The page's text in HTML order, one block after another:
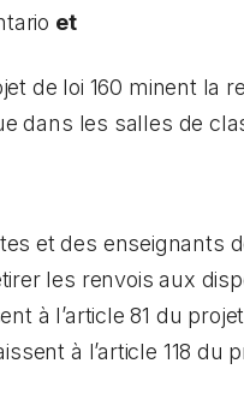
et
de loi 160 minent la
dans les salles de
et des enseignants
les renvois aux
à l’article 81 du
à l’article 118 du